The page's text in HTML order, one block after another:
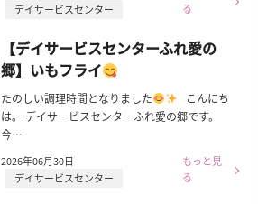
デイサービスセンター
る
【デイサービスセンターふれ愛の
郷】いもフライ
たのしい調理時間となりました
こんにち
は。 デイサービスセンターふれ愛の郷です。
今…
2026年06月30日
デイサービスセンター
もっと見
る